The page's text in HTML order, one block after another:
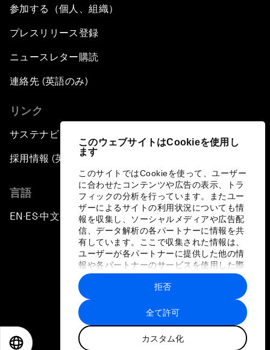
このウェブサイトはCookieを使用し
ます
このサイトではCookieを使って、ユーザー
に合わせたコンテンツや広告の表示、トラ
フィックの分析を行っています。またユー
ザーによるサイトの利用状況についても情
報を収集し、ソーシャルメディアや広告配
信、データ解析の各パートナーに情報を共
有しています。ここで収集された情報は、
ユーザーが各パートナーに提供した他の情
報や各パートナーのサービスを使用した際
に収集された情報と組み合わされ、各パー
トナーによって使用されることがありま
す。
全て許可
カスタム化
拒否
参加する（個人、組織）
プレスリリース登録
ニュースレター購読
連絡先 (英語のみ)
リンク
サステナビリティへの取り組み
採用情報 (英語のみ)
言語
EN ▪ES▪中文▪ 日本語
プライバシーポリシーと利用規約
サイトマップ
©
世界経済フォーラム